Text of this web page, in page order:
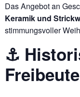
Das Angebot an
Keramik und
stimmungsvoller
⚓